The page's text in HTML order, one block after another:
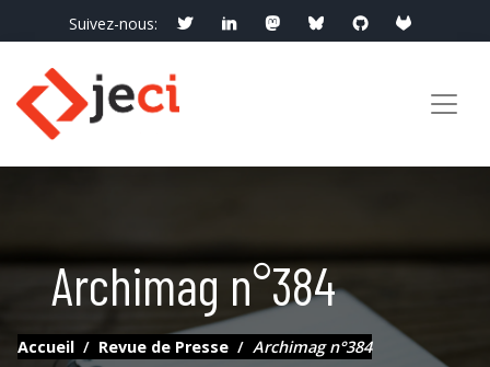
Suivez-nous:
Archimag n°384
Accueil Revue de Presse Archimag n°384